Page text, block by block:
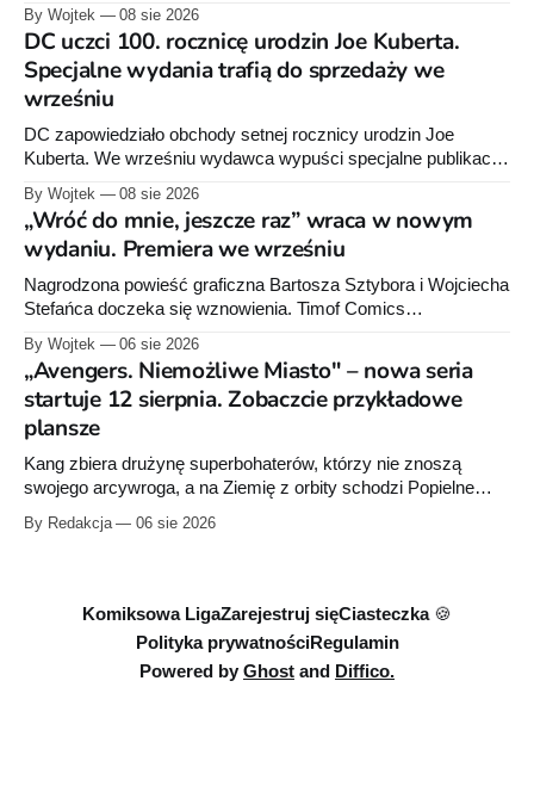
By Wojtek 08 sie 2026
DC uczci 100. rocznicę urodzin Joe Kuberta.
Specjalne wydania trafią do sprzedaży we
wrześniu
DC zapowiedziało obchody setnej rocznicy urodzin Joe
Kuberta. We wrześniu wydawca wypuści specjalne publikacje
sprzedaży niemal dokładnie w dniu jego urodzin.
By Wojtek 08 sie 2026
„Wróć do mnie, jeszcze raz” wraca w nowym
wydaniu. Premiera we wrześniu
Nagrodzona powieść graficzna Bartosza Sztybora i Wojciecha
Stefańca doczeka się wznowienia. Timof Comics
raz”, którego pierwsze wydanie ukazało się w 2015 roku.
By Wojtek 06 sie 2026
„Avengers. Niemożliwe Miasto" – nowa seria
startuje 12 sierpnia. Zobaczcie przykładowe
plansze
Kang zbiera drużynę superbohaterów, którzy nie znoszą
swojego arcywroga, a na Ziemię z orbity schodzi Popielne
serii Avengers autorstwa Jeda MacKaya trafia do sklepów 12
By Redakcja 06 sie 2026
Komiksowa LigaZarejestruj sięCiasteczka 🍪
Polityka prywatnościRegulamin
Powered by Ghost and Diffico.